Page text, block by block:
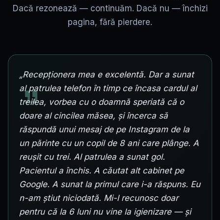
Dacă rezonează — continuăm. Dacă nu — închizi
pagina, fără pierdere.
„Recepționera mea e excelentă. Dar a sunat
al patrulea telefon în timp ce încasa cardul al
treilea, vorbea cu o doamnă speriată că o
doare al cincilea măsea, și încerca să
răspundă unui mesaj de pe Instagram de la
un părinte cu un copil de 8 ani care plânge. A
reușit cu trei. Al patrulea a sunat gol.
Pacientul a închis. A căutat alt cabinet pe
Google. A sunat la primul care i-a răspuns. Eu
n-am știut niciodată. Mi-l recunosc doar
pentru că la 6 luni nu vine la igienizare — și